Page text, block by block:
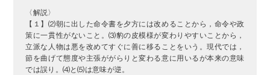
〈解説〉
【１】⑵朝に出した命令書を夕方には改めることから，命令や政
策に一貫性がないこと。⑶豹の皮模様が変わりやすいことから，
立派な人物は悪を改めてすぐに善に移ることをいう。現代では，
節を曲げて態度や主張ががらりと変わる意に用いるが本来の意味
では誤り。⑷と⑸は意味が逆。